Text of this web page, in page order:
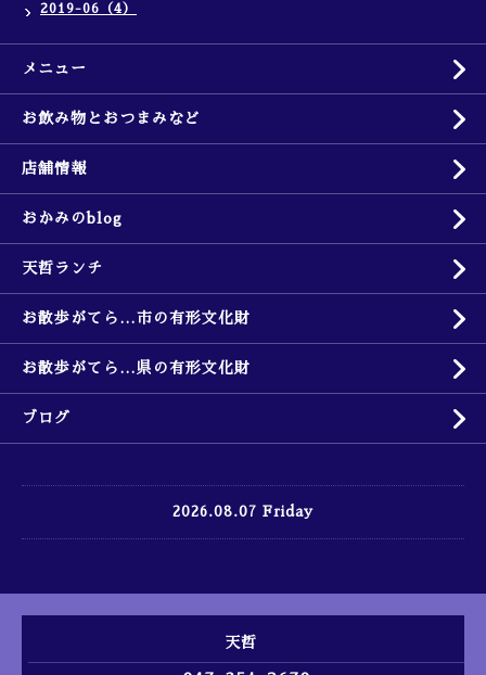
2019-06（4）
メニュー
お飲み物とおつまみなど
店舗情報
おかみのblog
天哲ランチ
お散歩がてら…市の有形文化財
お散歩がてら…県の有形文化財
ブログ
2026.08.07 Friday
天哲